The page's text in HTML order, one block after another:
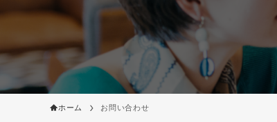
ホーム お問い合わせ